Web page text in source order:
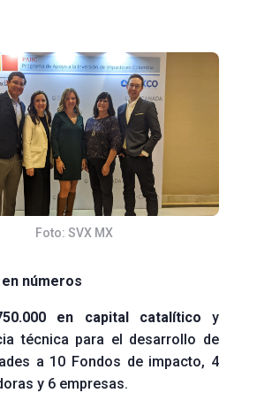
Foto: SVX MX
números
en capital catalítico y
técnica para el desarrollo de
a 10 Fondos de impacto, 4
y 6 empresas.